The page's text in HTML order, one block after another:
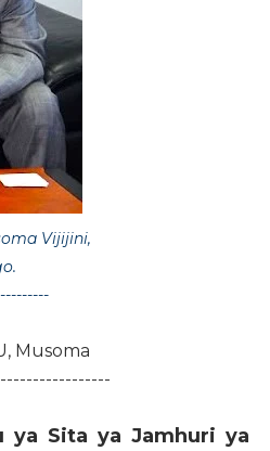
Vijijini,
Musoma
ya Sita ya Jamhuri ya